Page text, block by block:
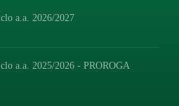
a.a. 2026/2027
a.a. 2025/2026 - PROROGA